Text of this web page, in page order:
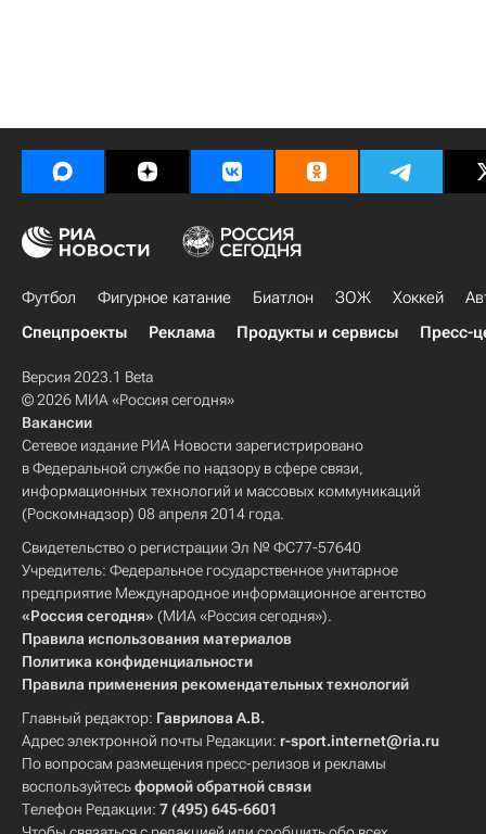
Футбол Фигурное катание Биатлон ЗОЖ Хоккей
Спецпроекты
Реклама Продукты и сервисы Пресс-
Версия 2023.1 Beta
© 2026 МИА «Россия сегодня»
Вакансии
Сетевое издание РИА Новости зарегистрировано
в Федеральной службе по надзору в сфере связи,
информационных технологий и массовых коммуникаций
(Роскомнадзор) 08 апреля 2014 года.
Свидетельство о регистрации Эл № ФС77-57640
Учредитель: Федеральное государственное унитарное
предприятие Международное информационное агентство
«Россия сегодня» (МИА «Россия сегодня»).
Правила использования материалов
Политика конфиденциальности
Правила применения рекомендательных технологий
Главный редактор: Гаврилова А.В.
Адрес электронной почты Редакции: r-sport.internet@ria.ru
По вопросам размещения пресс-релизов и рекламы
воспользуйтесьформой обратной связи
Телефон Редакции: 7 (495) 645-6601